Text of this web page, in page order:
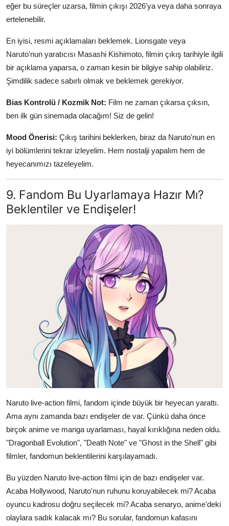
eğer bu süreçler uzarsa, filmin çıkışı 2026'ya veya daha sonraya
ertelenebilir.
En iyisi, resmi açıklamaları beklemek. Lionsgate veya
Naruto'nun yaratıcısı Masashi Kishimoto, filmin çıkış tarihiyle ilgili
bir açıklama yaparsa, o zaman kesin bir bilgiye sahip olabiliriz.
Şimdilik sadece sabırlı olmak ve beklemek gerekiyor.
Bias Kontrolü / Kozmik Not: Film ne zaman çıkarsa çıksın,
ben ilk gün sinemada olacağım! Siz de gelin!
Mood Önerisi: Çıkış tarihini beklerken, biraz da Naruto'nun en
iyi bölümlerini tekrar izleyelim. Hem nostalji yapalım hem de
heyecanımızı tazeleyelim.
9. Fandom Bu Uyarlamaya Hazır Mı?
Beklentiler ve Endişeler!
Naruto live-action filmi, fandom içinde büyük bir heyecan yarattı.
Ama aynı zamanda bazı endişeler de var. Çünkü daha önce
birçok anime ve manga uyarlaması, hayal kırıklığına neden oldu.
"Dragonball Evolution", "Death Note" ve "Ghost in the Shell" gibi
filmler, fandomun beklentilerini karşılayamadı.
Bu yüzden Naruto live-action filmi için de bazı endişeler var.
Acaba Hollywood, Naruto'nun ruhunu koruyabilecek mi? Acaba
oyuncu kadrosu doğru seçilecek mi? Acaba senaryo, anime'deki
olaylara sadık kalacak mı? Bu sorular, fandomun kafasını